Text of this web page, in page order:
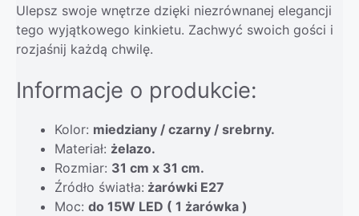
Ulepsz swoje wnętrze dzięki niezrównanej elegancji
tego wyjątkowego kinkietu. Zachwyć swoich gości i
rozjaśnij każdą chwilę.
Informacje o produkcie:
Kolor: miedziany / czarny / srebrny.
Materiał: żelazo.
Rozmiar: 31 cm x 31 cm.
Źródło światła: żarówki E27
Moc: do 15W LED ( 1 żarówka )